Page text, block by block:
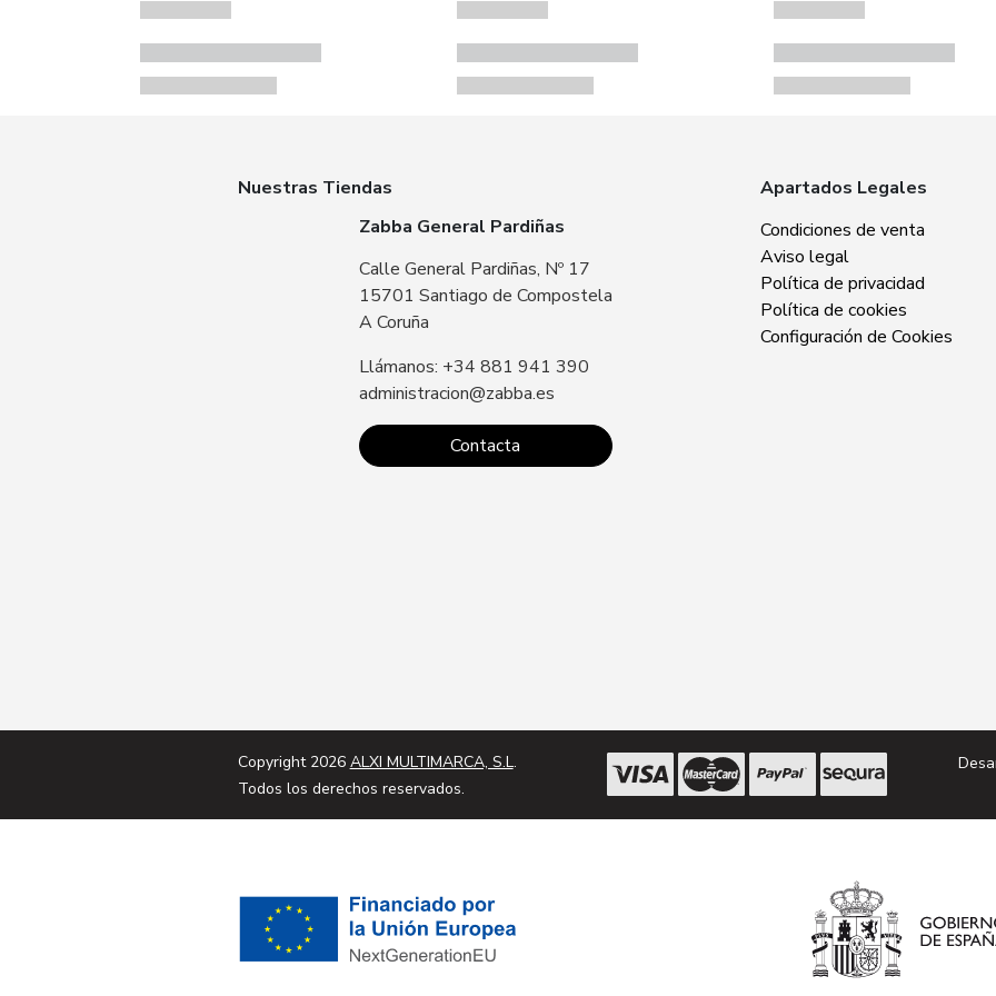
Nuestras Tiendas
Zabba General Pardiñas
Calle General Pardiñas, Nº 17
15701 Santiago de Compostela
A Coruña
Llámanos: +34 881 941 390
administracion@zabba.es
Contacta
Zabba Area
15707 Santiago
Sin especificar
Apartados Legales
Condiciones de venta
Aviso legal
Política de privacidad
Política de cookies
Configuración de Cookies
Copyright 2026 ALXI MULTIMARCA, S.L.
Todos los derechos reservados.